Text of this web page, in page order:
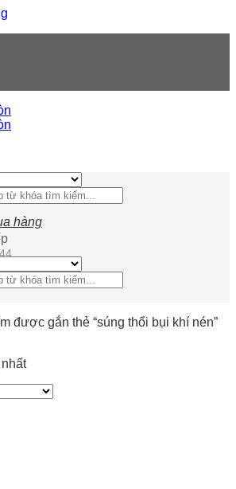
hàng
được gắn thẻ “súng thổi bụi khí nén”